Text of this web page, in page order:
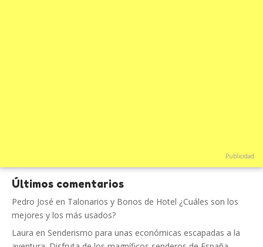
Publicidad
Últimos comentarios
Pedro José en Talonarios y Bonos de Hotel ¿Cuáles son los
mejores y los más usados?
Laura en Senderismo para unas económicas escapadas a la